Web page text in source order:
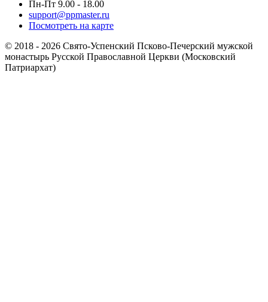
Пн-Пт 9.00 - 18.00
support@ppmaster.ru
Посмотреть на карте
© 2018 - 2026 Свято-Успенский Псково-Печерский мужской
монастырь Русской Православной Церкви (Московский
Патриархат)